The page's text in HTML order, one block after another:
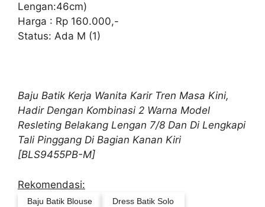
Lengan:46cm)
Harga : Rp 160.000,-
Status: Ada M (1)
Baju Batik Kerja Wanita Karir Tren Masa Kini,
Hadir Dengan Kombinasi 2 Warna Model
Resleting Belakang Lengan 7/8 Dan Di Lengkapi
Tali Pinggang Di Bagian Kanan Kiri
[BLS9455PB-M]
Rekomendasi:
Baju Batik Blouse
Dress Batik Solo